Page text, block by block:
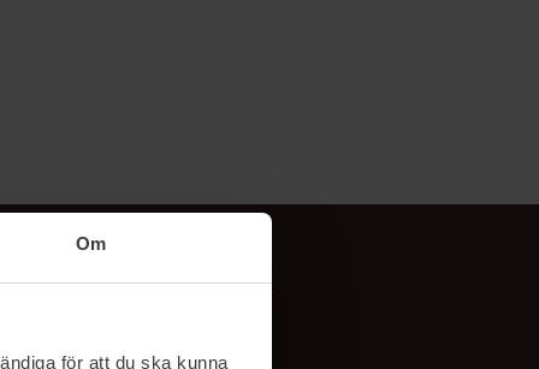
Om
för att du ska kunna
Følg oss